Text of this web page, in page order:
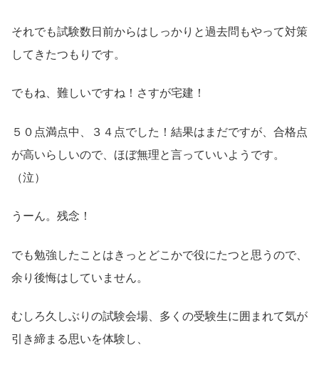
それでも試験数日前からはしっかりと過去問もやって対策
してきたつもりです。
でもね、難しいですね！さすが宅建！
５０点満点中、３４点でした！結果はまだですが、合格点
が高いらしいので、ほぼ無理と言っていいようです。
（泣）
うーん。残念！
でも勉強したことはきっとどこかで役にたつと思うので、
余り後悔はしていません。
むしろ久しぶりの試験会場、多くの受験生に囲まれて気が
引き締まる思いを体験し、